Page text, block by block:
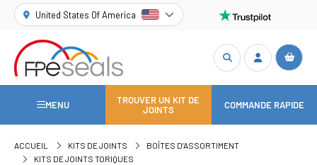
United States Of America
MENU
TROUVER UN KIT DE
JOINTS
COMMANDE RAPIDE
ACCUEIL KITS DE JOINTS
BOÎTES D’ASSORTIMENT
KITS DE JOINTS TORIQUES